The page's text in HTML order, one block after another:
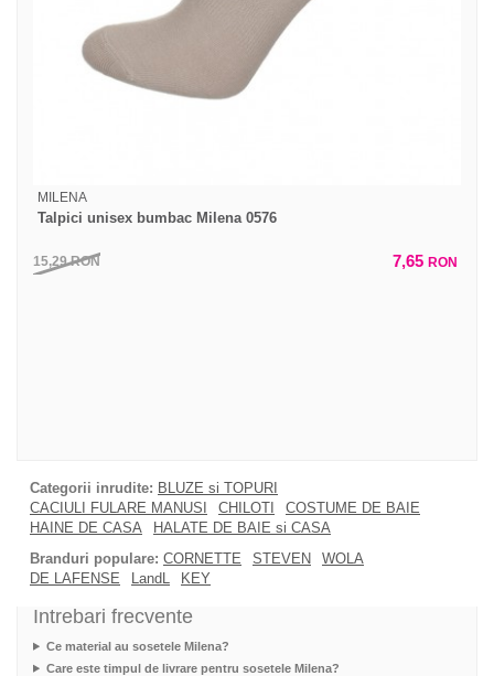
MILENA
Talpici unisex bumbac Milena 0576
15,29RON 7,65 RON
Categorii inrudite: BLUZE si TOPURI
CACIULI FULARE MANUSI
CHILOTI
COSTUME DE BAIE
HAINE DE CASA
HALATE DE BAIE si CASA
Branduri populare: CORNETTE STEVEN
WOLA
DE LAFENSE
LandL KEY
Intrebari frecvente
Ce material au sosetele Milena?
Care este timpul de livrare pentru sosetele Milena?